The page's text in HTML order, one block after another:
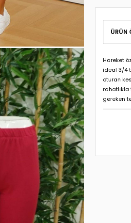
ÜRÜN
Hareket
ideal 3/4
oturan
rahatlıkla
gereken